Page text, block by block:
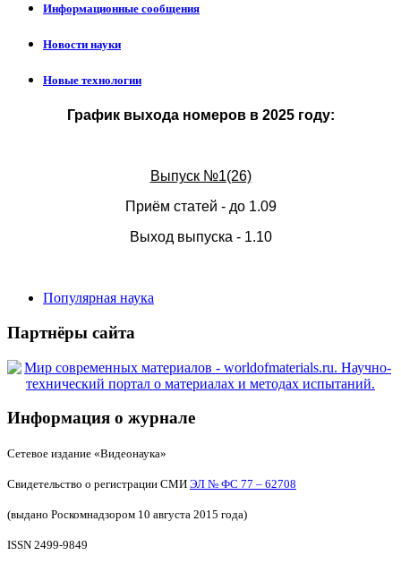
Информационные сообщения
Новости науки
Новые технологии
График выхода номеров в 2025 году:
Выпуск №1(26)
Приём статей - до 1.09
Выход выпуска - 1.10
Популярная наука
Партнёры сайта
Информация о журнале
Сетевое издание «Видеонаука»
Свидетельство о регистрации СМИ ЭЛ № ФС 77 – 62708
(выдано Роскомнадзором 10 августа 2015 года)
ISSN 2499-9849